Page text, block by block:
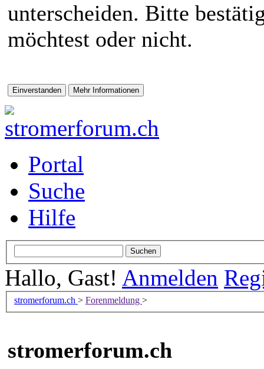
unterscheiden. Bitte
möchtest oder nicht.
Portal
Suche
Hilfe
Hallo, Gast! Anmelden
stromerforum.ch > Forenmeldung >
stromerforum.ch